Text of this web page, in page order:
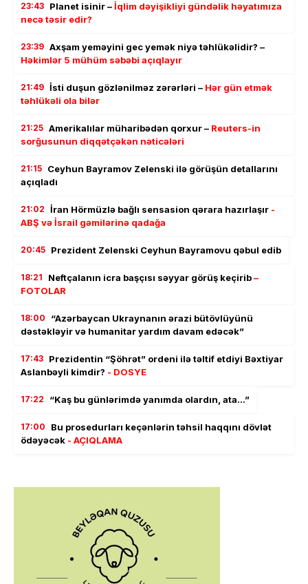
23:43 Planet isinir –İqlim dəyişikliyi gündəlik həyatımıza
necə təsir edir?
23:39 Axşam yeməyini gec yemək niyə təhlükəlidir? –
Həkimlər 5 mühüm səbəbi açıqlayır
21:49 İsti duşun gözlənilməz zərərləri – Hər gün etmək
təhlükəli ola bilər
21:25 Amerikalılar müharibədən qorxur – Reuters-in
sorğusunun diqqətçəkən nəticələri
21:15 Ceyhun Bayramov Zelenski ilə görüşün detallarını
açıqladı
21:02 İran Hörmüzlə bağlı sensasion qərara hazırlaşır -
ABŞ və İsrail gəmilərinə qadağa
20:45 Prezident Zelenski Ceyhun Bayramovu qəbul edib
18:21 Neftçalanın icra başçısı səyyar görüş keçirib–
FOTOLAR
18:00
“Azərbaycan Ukraynanın ərazi bütövlüyünü
dəstəkləyir və humanitar yardım davam edəcək”
17:43 Prezidentin “Şöhrət” ordeni ilə təltif etdiyi Bəxtiyar
Aslanbəyli kimdir? - DOSYE
17:22 “Kaş bu günlərimdə yanımda olardın, ata…”
17:00
Bu prosedurları keçənlərin təhsil haqqını dövlət
ödəyəcək - AÇIQLAMA